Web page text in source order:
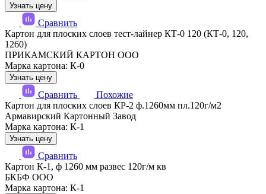
Узнать цену
Сравнить
Картон для плоских слоев тест-лайнер КТ-0 120 (КТ-0, 120,
1260)
ПРИКАМСКИЙ КАРТОН ООО
Марка картона: К-0
Узнать цену
Сравнить
Похожие
Картон для плоских слоев КР-2 ф.1260мм пл.120г/м2
Армавирский Картонный Завод
Марка картона: К-1
Узнать цену
Сравнить
Картон К-1, ф 1260 мм развес 120г/м кв
БКБФ ООО
Марка картона: К-1